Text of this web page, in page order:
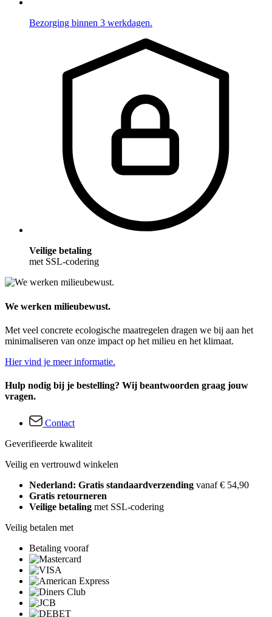
Bezorging binnen 3 werkdagen.
Veilige betaling
met SSL-codering
We werken milieubewust.
Met veel concrete ecologische maatregelen dragen we bij aan het
minimaliseren van onze impact op het milieu en het klimaat.
Hier vind je meer informatie.
Hulp nodig bij je bestelling? Wij beantwoorden graag jouw
vragen.
Contact
Geverifieerde kwaliteit
Veilig en vertrouwd winkelen
Nederland: Gratis standaardverzending vanaf € 54,90
Gratis retourneren
Veilige betaling met SSL-codering
Veilig betalen met
Betaling vooraf